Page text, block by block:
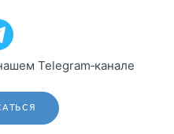
Telegram‑канале